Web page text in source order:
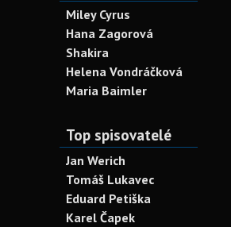
Miley Cyrus
Hana Zagorová
Shakira
Helena Vondráčková
Maria Baimler
Top spisovatelé
Jan Werich
Tomáš Lukavec
Eduard Petiška
Karel Čapek